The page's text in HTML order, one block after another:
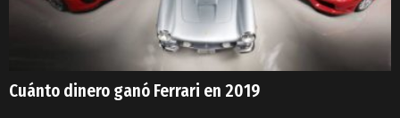
Cuánto dinero ganó Ferrari en 2019